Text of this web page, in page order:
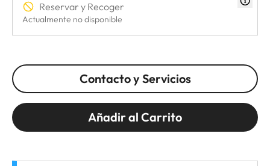
Reservar y Recoger
Actualmente no disponible
Contacto y Servicios
Añadir al Carrito